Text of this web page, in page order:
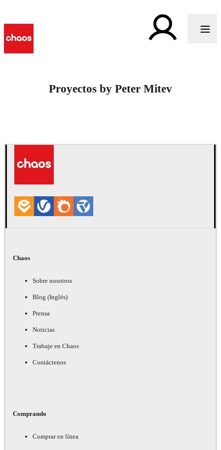
Proyectos by Peter Mitev
Chaos
Sobre nosotros
Blog (Inglés)
Prensa
Noticias
Trabaje en Chaos
Contáctenos
Comprando
Comprar en línea